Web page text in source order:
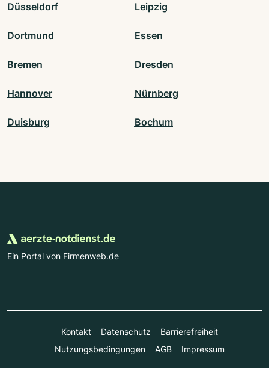
Düsseldorf Leipzig
Dortmund Essen
Bremen Dresden
Hannover Nürnberg
Duisburg Bochum
Ein Portal von Firmenweb.de
Kontakt Datenschutz
Barrierefreiheit
Nutzungsbedingungen
AGB Impressum